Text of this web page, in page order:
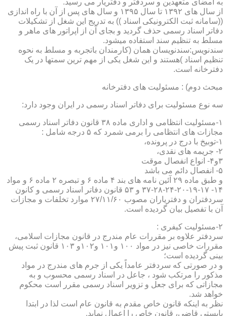
به امضای متعهدین و سردفتر و دفتریار می رسید.
از سال های ۱۳۹۲ تا سال ۱۳۹۵ و سال های پس از آن با راه اندازی
((سامانه ثبت الکترونیکی اسناد )) به تدریج این شغل از تشکیلات
دفاتر اسناد رسمی حذف گردید و بجای آن از اپراتور های ماهر و
مسلط به تنظیم سند استفاده میشود.
سندنویس:سندنویسان همان (کارمندان باتجربه و مسلط به نحوه
تنظیم اسناد )هستند و این شغل یکی از مهم ترین سمتها در یک
دفترخانه است.
مبحث دوم) : مسئولیت های دفترخانه
سه نوع مسئولیت برای دفاتر اسناد رسمی در ایران وجود دارد:
۱-مسئولیت انتظامی و اداری ماده ۳۸ قانون دفاتر اسناد رسمی
مجازات های انتظامی را برمی شمرد که ۵ درجه شامل :
۱-توبیخ با درج در پرونده،
۲- جریمه های نقدی،
۳و۴- انواع انفصال موقت
۵- انفصال دائم می باشد
و طبق ماده ۲۹ آئین نامه های بند ۴ ماده ۶ و تبصره ۲ ماده ۶ و مواد
۱۴- ۱۷-۱۹-۲۰-۲۴-۲۸-۳۷ و ۵۳ قانون دفاتر اسناد رسمی و کانون
سردفتران و دفتریاران مصوب ۲۷/۱۱/۶۰ موارد تخلفات و مجازات
آن با تفصیل بیان گردیده است.
۲-مسئولیت کیفری :
سردفتر علاوه بر مقررات عام مندرج در قانون مجازات اسلامی،
مقررات خاصی نیز در مواد ۱۰۰ و۱۰۱ و۱۰۲و ۱۰۳ قانون ثبت پیش
بینی گردیده است؛
و در صورتی که سردفتر عامداً یکی از جرم های مندرج در مواد
مذکور را مرتکب شود ، جاعل در اسناد رسمی محسوب و به
مجازاتی که برای جعل و تزویر اسناد رسمی مقرر است محکوم
خواهد شد.
نظر به اینکه قانون خاص مقدم به قانون عام است لذا در ابتدا
بایستی قاضی، قانون خاص را اعمال نماید.